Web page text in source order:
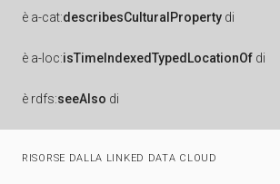
è a-cat:describesCulturalProperty di
è a-loc:isTimeIndexedTypedLocationOf di
è rdfs:seeAlso di
RISORSE DALLA LINKED DATA CLOUD